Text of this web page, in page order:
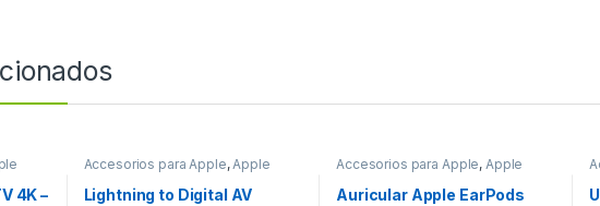
4K –
Accesorios para Apple,Apple
Lightning to Digital AV
Accesorios para Apple, Apple
Auricular Apple EarPods